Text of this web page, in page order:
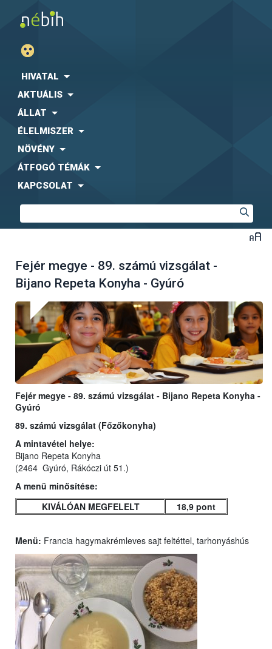
HIVATAL
AKTUÁLIS
ÁLLAT
ÉLELMISZER
NÖVÉNY
ÁTFOGÓ TÉMÁK
KAPCSOLAT
Fejér megye - 89. számú vizsgálat -
Bijano Repeta Konyha - Gyúró
Fejér megye - 89. számú vizsgálat - Bijano Repeta Konyha -
Gyúró
89. számú vizsgálat (Főzőkonyha)
A mintavétel helye:
Bijano Repeta Konyha
(2464 Gyúró, Rákóczi út 51.)
A menü minősítése:
KIVÁLÓAN MEGFELELT
18,9 pont
Menü: Francia hagymakrémleves sajt feltéttel, tarhonyáshús